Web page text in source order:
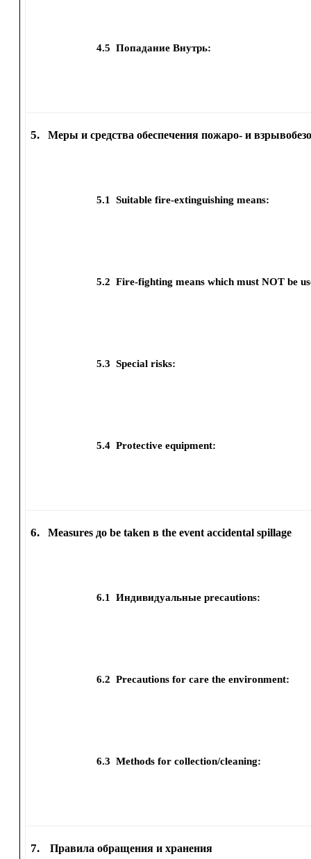
4.5 Попадание Внутрь:
5. Меры и средства обеспечения пожаро- и
5.1 Suitable fire-extinguishing means:
5.2 Fire-fighting means which must NOT be
5.3 Special risks:
5.4 Protective equipment:
6. Measures до be taken в the event accidental spillage
6.1 Индивидуальные precautions:
6.2 Precautions for care the environment:
6.3 Methods for collection/cleaning:
7. Правила обращения и хранения